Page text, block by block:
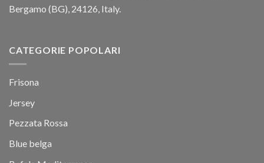
Bergamo (BG), 24126, Italy.
CATEGORIE POPOLARI
Frisona
Jersey
Pezzata Rossa
Blue belga